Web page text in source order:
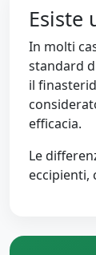
Esiste
In molti
standard
il
efficacia.
Le
eccipienti,